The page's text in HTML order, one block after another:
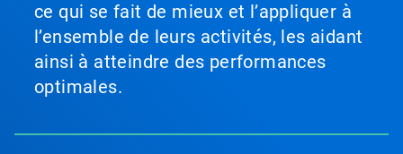
ce qui se fait de mieux et l’appliquer à
l’ensemble de leurs activités, les aidant
ainsi à atteindre des performances
optimales.